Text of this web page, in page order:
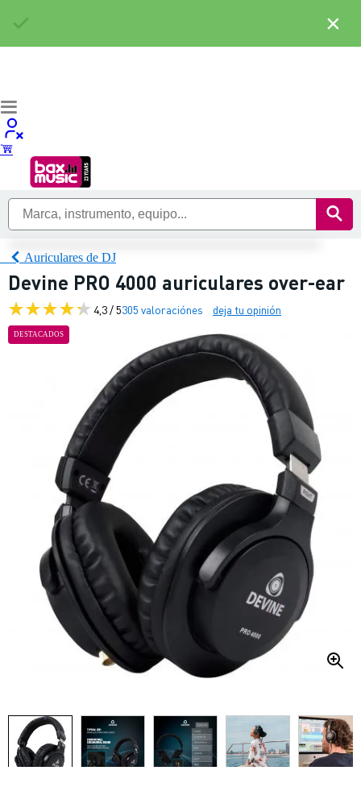
Auriculares de DJ
Devine PRO 4000 auriculares over-ear
4,3 / 5305 valoraciónes deja tu opinión
DESTACADOS
×